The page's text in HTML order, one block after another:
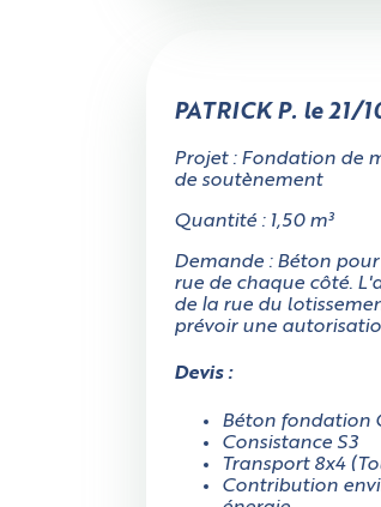
PATRICK P. le 21/
Projet : Fondation de
de soutènement
Quantité : 1,50 m³
Demande : Béton
rue de chaque côté.
de la rue du
prévoir une
Devis :
Béton fondation
Consistance S3
Transport 8x4
Contribution